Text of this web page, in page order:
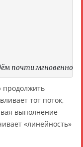
почти мгновенно
продолжить
тот поток,
выполнение
«линейность»